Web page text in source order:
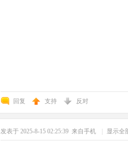
回复 支持 反对
发表于 2025-8-15 02:25:39 来自手机 显示全